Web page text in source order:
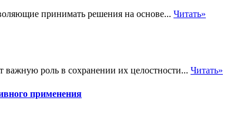
принимать решения на основе... Читать»
роль в сохранении их целостности... Читать»
применения